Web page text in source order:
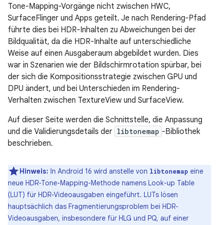
Tone-Mapping-Vorgänge nicht zwischen HWC,
SurfaceFlinger und Apps geteilt. Je nach Rendering-Pfad
führte dies bei HDR-Inhalten zu Abweichungen bei der
Bildqualität, da die HDR-Inhalte auf unterschiedliche
Weise auf einen Ausgaberaum abgebildet wurden. Dies
war in Szenarien wie der Bildschirmrotation spürbar, bei
der sich die Kompositionsstrategie zwischen GPU und
DPU ändert, und bei Unterschieden im Rendering-
Verhalten zwischen TextureView und SurfaceView.
Auf dieser Seite werden die Schnittstelle, die Anpassung
und die Validierungsdetails der libtonemap -Bibliothek
beschrieben.
Hinweis: In Android 16 wird anstelle von libtonemap eine
neue HDR-Tone-Mapping-Methode namens Look-up Table
(LUT) für HDR-Videoausgaben eingeführt. LUTs lösen
hauptsächlich das Fragmentierungsproblem bei HDR-
Videoausgaben, insbesondere für HLG und PQ, auf einer